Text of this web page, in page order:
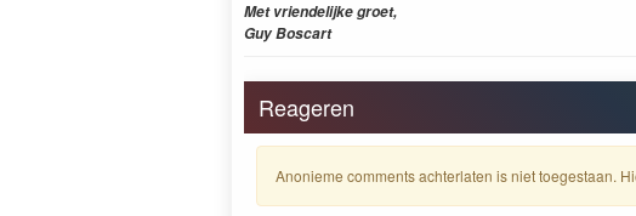
Met vriendelijke groet,
Guy Boscart
Reageren
Anonieme comments achterlaten is niet toegestaan.